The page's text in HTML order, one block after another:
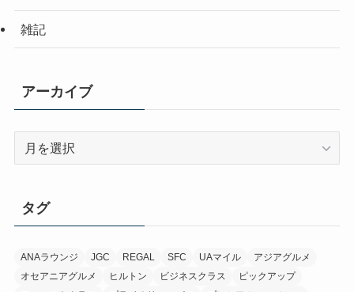
雑記
アーカイブ
ブ
タグ
ANAラウンジ JGC REGAL SFC UAマイル
アジアグルメ
オセアニアグルメ
ヒルトン ビジネスクラス
ピックアップ